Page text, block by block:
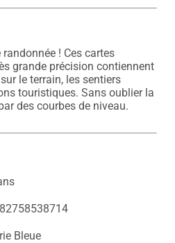
! Ces cartes
grande précision contiennent
le terrain, les sentiers
touristiques. Sans oublier la
des courbes de niveau.
Bleue